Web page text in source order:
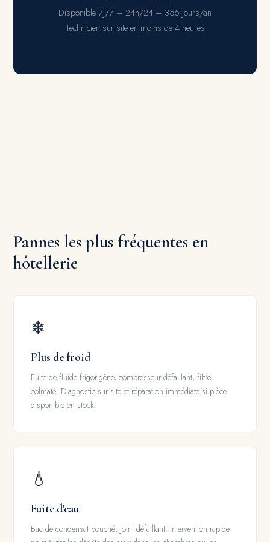
Disponible 7j/7 – 24h/24 – 365 jours/an
Technicien sur site en moins de 4 heures
Pannes les plus fréquentes en
hôtellerie
❄
Plus de froid
Fuite de fluide frigorigène, compresseur défaillant, filtre
colmaté. Diagnostic sur site et réparation immédiate si pièce
disponible en stock.
💧
Fuite d'eau
Bac de condensat bouché, joint défaillant. Intervention rapide